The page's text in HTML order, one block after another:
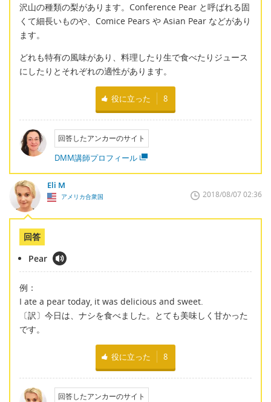
沢山の種類の梨があります。Conference Pear と呼ばれる固
くて細長いものや、Comice Pears や Asian Pear などがあり
ます。
どれも特有の風味があり、料理したり生で食べたりジュース
にしたりとそれぞれの適性があります。
役に立った 8
回答したアンカーのサイト
DMM講師プロフィール
Eli M
アメリカ合衆国 2018/08/07 02:36
回答
Pear
例：
I ate a pear today, it was delicious and sweet.
〔訳〕今日は、ナシを食べました。とても美味しく甘かった
です。
役に立った 8
回答したアンカーのサイト